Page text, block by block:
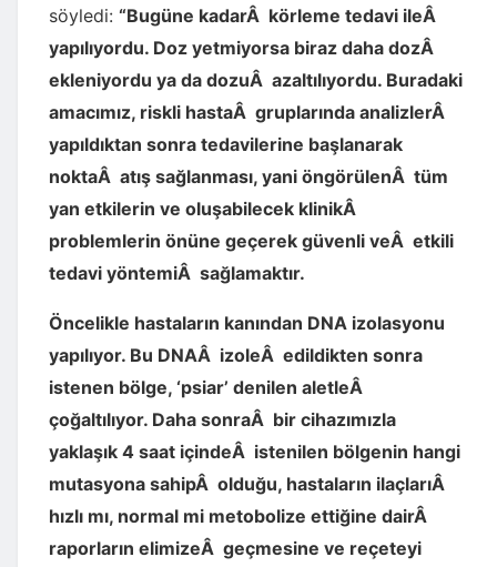
söyledi: “Bugüne kadarÂ körleme tedavi ileÂ
yapılıyordu. Doz yetmiyorsa biraz daha dozÂ
ekleniyordu ya da dozuÂ azaltılıyordu. Buradaki
amacımız, riskli hastaÂ gruplarında analizlerÂ
yapıldıktan sonra tedavilerine başlanarak
noktaÂ atış sağlanması, yani öngörülenÂ tüm
yan etkilerin ve oluşabilecek klinikÂ
problemlerin önüne geçerek güvenli veÂ etkili
tedavi yöntemiÂ sağlamaktır.
Öncelikle hastaların kanından DNA izolasyonu
yapılıyor. Bu DNAÂ izoleÂ edildikten sonra
istenen bölge, ‘psiar’ denilen aletleÂ
çoğaltılıyor. Daha sonraÂ bir cihazımızla
yaklaşık 4 saat içindeÂ istenilen bölgenin hangi
mutasyona sahipÂ olduğu, hastaların ilaçlarıÂ
hızlı mı, normal mi metobolize ettiğine dairÂ
raporların elimizeÂ geçmesine ve reçeteyi